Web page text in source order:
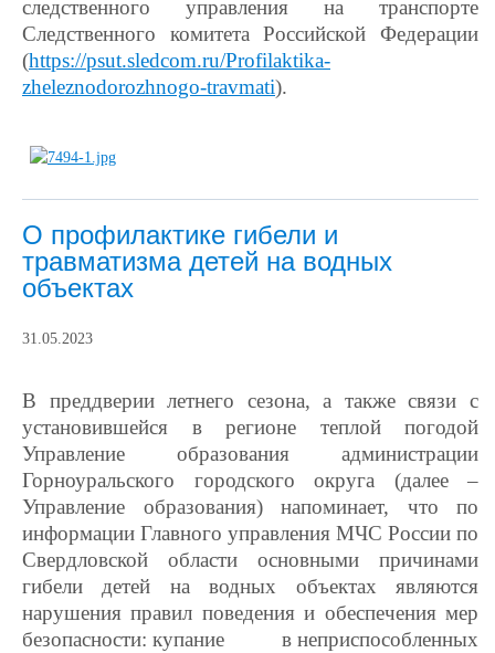
следственного управления на транспорте
Следственного комитета Российской Федерации
(https://psut.sledcom.ru/Profilaktika-
zheleznodorozhnogo-travmati).
О профилактике гибели и
травматизма детей на водных
объектах
31.05.2023
В преддверии летнего сезона, а также связи с
установившейся в регионе теплой погодой
Управление образования администрации
Горноуральского городского округа (далее –
Управление образования) напоминает, что по
информации Главного управления МЧС России по
Свердловской области основными причинами
гибели детей на водных объектах являются
нарушения правил поведения и обеспечения мер
безопасности: купание
в неприспособленных